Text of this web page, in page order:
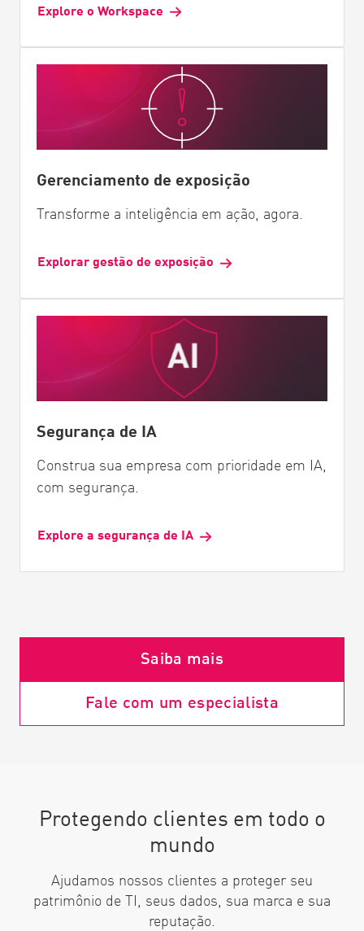
Explore o Workspace
Gerenciamento de exposição
Transforme a inteligência em ação, agora.
Explorar gestão de exposição
Segurança de IA
Construa sua empresa com prioridade em IA,
com segurança.
Explore a segurança de IA
Saiba mais
Fale com um especialista
Protegendo clientes em todo o
mundo
Ajudamos nossos clientes a proteger seu
patrimônio de TI, seus dados, sua marca e sua
reputação.